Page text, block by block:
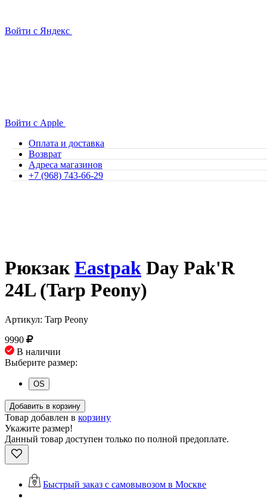
Войти с Яндекс
Войти с Apple
Оплата и доставка
Возврат
Адреса магазинов
+7 (968) 743-66-29
РюкзакEastpak Day Pak'R
24L (Tarp Peony)
Артикул: Tarp Peony
9990
В наличии
Выберите размер:
OS
Добавить в корзину
Товар добавлен в корзину
Укажите размер!
Данный товар доступен только по полной предоплате.
Быстрый заказ с самовывозом в Москве